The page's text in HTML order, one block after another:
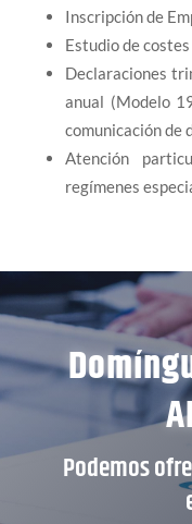
Inscripción de
Estudio de
Declaraciones
anual (Modelo
comunicación de
Atención
regímenes
Podemos